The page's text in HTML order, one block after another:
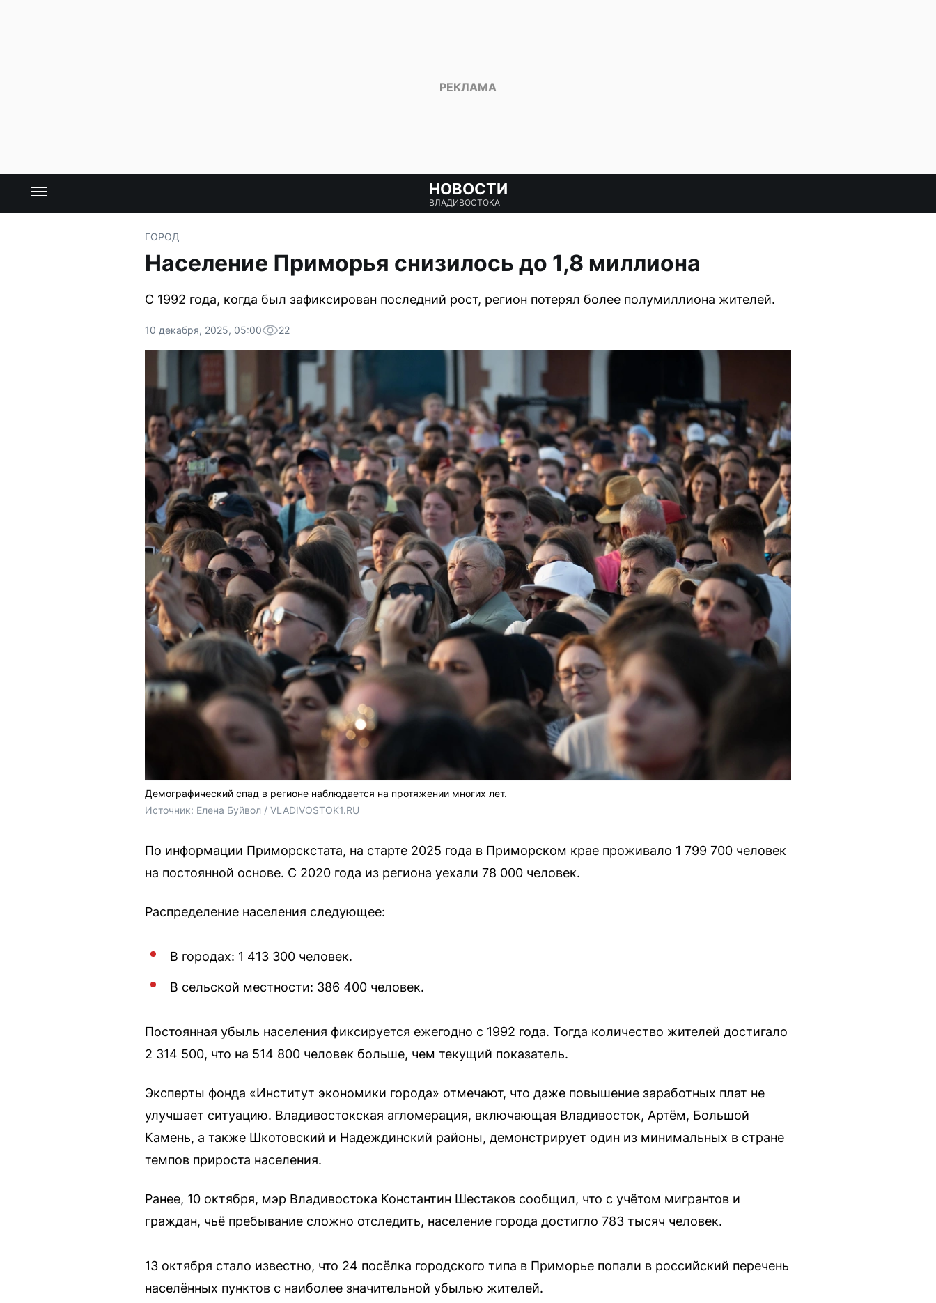
НОВОСТИ
ВЛАДИВОСТОКА
ГОРОД
Население Приморья снизилось до 1,8 миллиона
С 1992 года, когда был зафиксирован последний рост, регион потерял более полумиллиона жителей.
10 декабря, 2025, 05:00 22
Демографический спад в регионе наблюдается на протяжении многих лет.
Источник: Елена Буйвол / VLADIVOSTOK1.RU
По информации Приморскстата, на старте 2025 года в Приморском крае проживало 1 799 700 человек
на постоянной основе. С 2020 года из региона уехали 78 000 человек.
Распределение населения следующее:
В городах: 1 413 300 человек.
В сельской местности: 386 400 человек.
Постоянная убыль населения фиксируется ежегодно с 1992 года. Тогда количество жителей достигало
2 314 500, что на 514 800 человек больше, чем текущий показатель.
Эксперты фонда «Институт экономики города» отмечают, что даже повышение заработных плат не
улучшает ситуацию. Владивостокская агломерация, включающая Владивосток, Артём, Большой
Камень, а также Шкотовский и Надеждинский районы, демонстрирует один из минимальных в стране
темпов прироста населения.
Ранее, 10 октября, мэр Владивостока Константин Шестаков сообщил, что с учётом мигрантов и
граждан, чьё пребывание сложно отследить, население города достигло 783 тысяч человек.
13 октября стало известно, что 24 посёлка городского типа в Приморье попали в российский перечень
населённых пунктов с наиболее значительной убылью жителей.